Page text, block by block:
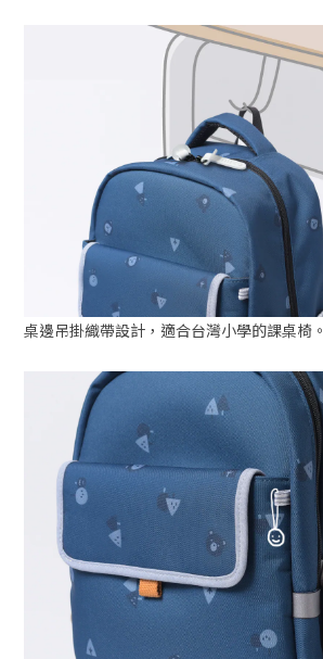
桌邊吊掛織帶設計，適合台灣小學的課桌椅。